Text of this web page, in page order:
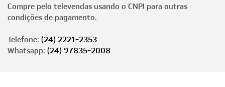
Compre pelo televendas usando o CNPJ para outras
condições de pagamento.
Telefone: (24) 2221-2353
Whatsapp: (24) 97835-2008